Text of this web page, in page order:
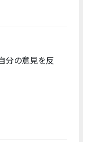
分の意見を反